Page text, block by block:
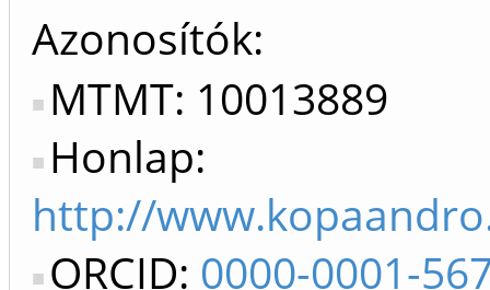
Azonosítók
MTMT: 10013889
Honlap:
http://
ORCID: 0000-0001-